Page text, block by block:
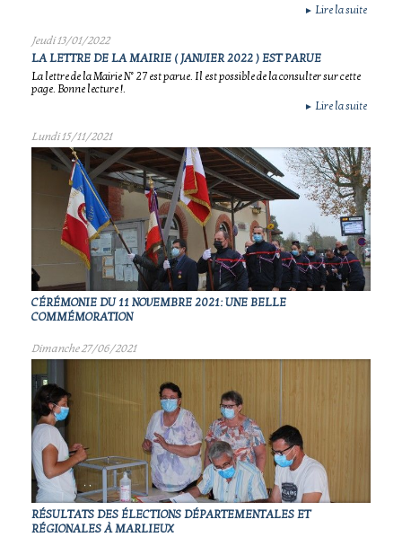
► Lire la suite
Jeudi 13/01/2022
LA LETTRE DE LA MAIRIE ( JANVIER 2022 ) EST PARUE
La lettre de la Mairie N° 27 est parue. Il est possible de la consulter sur cette
page. Bonne lecture !.
► Lire la suite
Lundi 15/11/2021
CÉRÉMONIE DU 11 NOVEMBRE 2021: UNE BELLE
COMMÉMORATION
Dimanche 27/06/2021
RÉSULTATS DES ÉLECTIONS DÉPARTEMENTALES ET
RÉGIONALES À MARLIEUX